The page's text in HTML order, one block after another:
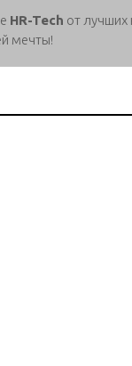
HR-Tech от лучших
мечты!